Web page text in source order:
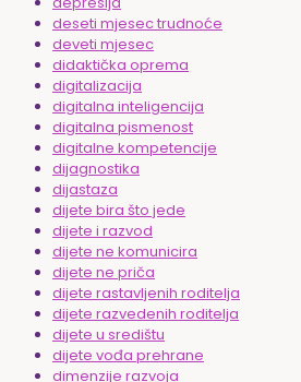
deseti mjesec trudnoće
deveti mjesec
didaktička oprema
digitalizacija
digitalna inteligencija
digitalna pismenost
digitalne kompetencije
dijagnostika
dijastaza
dijete bira što jede
dijete i razvod
dijete ne komunicira
dijete ne priča
dijete rastavljenih roditelja
dijete razvedenih roditelja
dijete u središtu
dijete vođa prehrane
dimenzije razvoja